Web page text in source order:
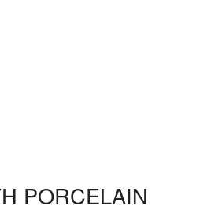
PORCELAIN